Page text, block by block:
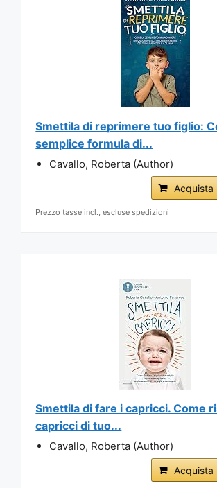
Smettila di reprimere tuo figlio:
semplice formula di...
Cavallo, Roberta (Author)
Acquista
Prezzo tasse incl., escluse spedizioni
Smettila di fare i capricci. Come
capricci di tuo...
Cavallo, Roberta (Author)
Acquista